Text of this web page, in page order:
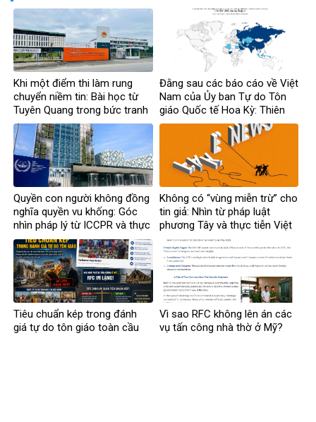
Khi một điểm thi làm rung
chuyển niềm tin: Bài học từ
Tuyên Quang trong bức tranh
toàn cầu về liêm chính học
thuật
Đằng sau các báo cáo về Việt
Nam của Ủy ban Tự do Tôn
giáo Quốc tế Hoa Kỳ: Thiên
kiến và tiêu chuẩn kép
Quyền con người không đồng
nghĩa quyền vu khống: Góc
nhìn pháp lý từ ICCPR và thực
tiễn Việt Nam
Không có “vùng miễn trừ” cho
tin giả: Nhìn từ pháp luật
phương Tây và thực tiễn Việt
Nam
Tiêu chuẩn kép trong đánh
giá tự do tôn giáo toàn cầu
Vì sao RFC không lên án các
vụ tấn công nhà thờ ở Mỹ?